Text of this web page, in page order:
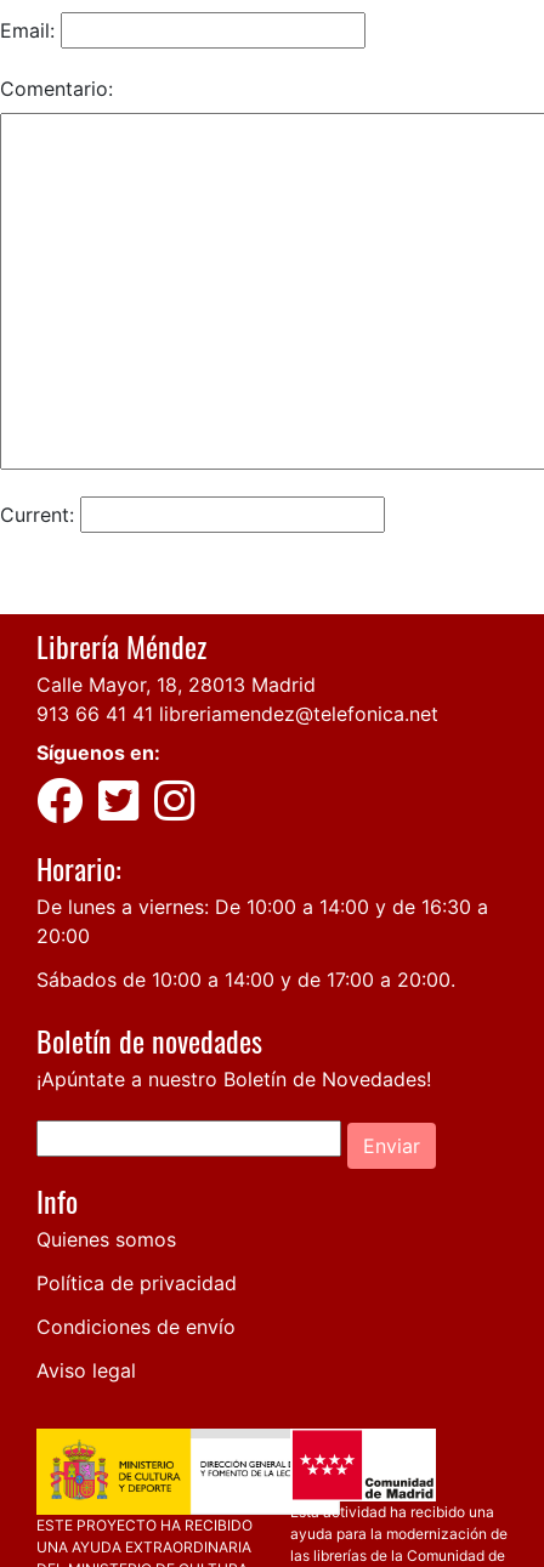
Email:
Comentario:
Current:
Librería Méndez
Calle Mayor, 18, 28013 Madrid
913 66 41 41 libreriamendez@telefonica.net
Síguenos en:
Horario:
De lunes a viernes: De 10:00 a 14:00 y de 16:30 a
20:00
Sábados de 10:00 a 14:00 y de 17:00 a 20:00.
Boletín de novedades
¡Apúntate a nuestro Boletín de Novedades!
Enviar
Info
Quienes somos
Política de privacidad
Condiciones de envío
Aviso legal
ESTE PROYECTO HA RECIBIDO
UNA AYUDA EXTRAORDINARIA
Esta actividad ha recibido una
ayuda para la modernización de
las librerías de la Comunidad de